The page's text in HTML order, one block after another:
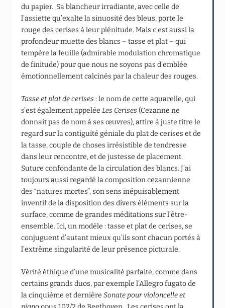
du papier. Sa blancheur irradiante, avec celle de
l’assiette qu’exalte la sinuosité des bleus, porte le
rouge des cerises à leur plénitude. Mais c’est aussi la
profondeur muette des blancs – tasse et plat – qui
tempère la feuille (admirable modulation chromatique
de finitude) pour que nous ne soyons pas d’emblée
émotionnellement calcinés par la chaleur des rouges.
Tasse et plat de cerises: le nom de cette aquarelle, qui
s’est également appeléeLes Cerises(Cezanne ne
donnait pas de nom à ses œuvres), attire à juste titre le
regard sur la contiguïté géniale du plat de cerises et de
la tasse, couple de choses irrésistible de tendresse
dans leur rencontre, et de justesse de placement.
Suture confondante de la circulation des blancs. J’ai
toujours aussi regardé la composition cezannienne
des “natures mortes”, son sens inépuisablement
inventif de la disposition des divers éléments sur la
surface, comme de grandes méditations sur l’être-
ensemble. Ici, un modèle : tasse et plat de cerises, se
conjuguent d’autant mieux qu’ils sont chacun portés à
l’extrême singularité de leur présence picturale.
Vérité éthique d’une musicalité parfaite, comme dans
certains grands duos, par exemple l’Allegro fugato de
la cinquième et dernièreSonate pour violoncelle et